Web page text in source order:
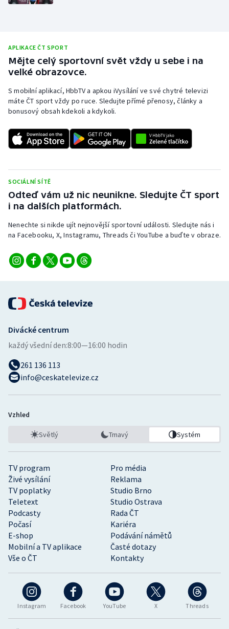
Olympijské hry
Plavání
Ragby
Rychlobruslení
Short track
Sportovní střelba
Stolní tenis
Triatlon
Vodní slalom
Volejbal
Ostatní
APLIKACE ČT SPORT
Mějte celý sportovní svět vždy u sebe i na
velké obrazovce.
S mobilní aplikací, HbbTV a apkou iVysílání ve své chytré televizi
máte ČT sport vždy po ruce. Sledujte přímé přenosy, články a
bonusový obsah kdekoli a kdykoli.
SOCIÁLNÍ SÍTĚ
Odteď vám už nic neunikne. Sledujte ČT sport
i na dalších platformách.
Nenechte si nikde ujít nejnovější sportovní události. Sledujte nás i
na Facebooku, X, Instagramu, Threads či YouTube a buďte v obraze.
Instagram Facebook YouTube X Threads
TV program
Pro média
Živé vysílání
Reklama
TV poplatky
Studio Brno
Teletext
Studio Ostrava
Podcasty
Rada ČT
Počasí
Kariéra
E-shop
Podávání námětů
Mobilní a TV aplikace
Časté dotazy
Vše o ČT
Kontakty
Divácké centrum
každý všední den:8:00—16:00 hodin
261 136 113
info@ceskatelevize.cz
Vzhled
Světlý Tmavý Systém